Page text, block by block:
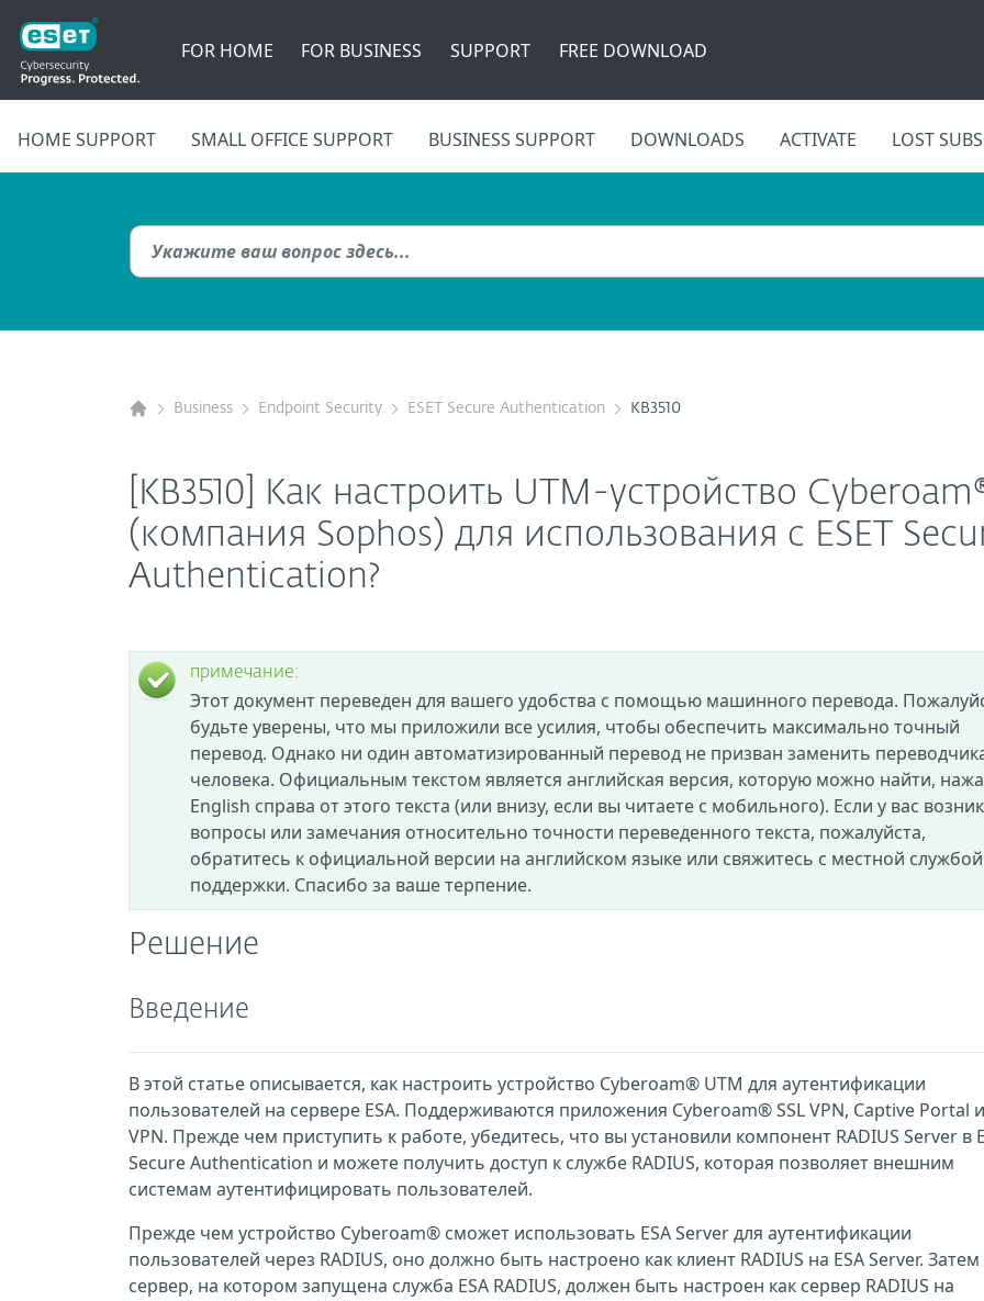
FOR HOME FOR BUSINESS SUPPORT FREE DOWNLOAD
HOME SUPPORT SMALL OFFICE SUPPORT BUSINESS SUPPORT DOWNLOADS ACTIVATE LOST
Business Endpoint Security ESET Secure Authentication KB3510
[KB3510] Как настроить UTM-устройство
(компания Sophos) для использования с ESET
Authentication?
примечание:
Этот документ переведен для вашего удобства с помощью машинного перевода.
будьте уверены, что мы приложили все усилия, чтобы обеспечить максимально точный
перевод. Однако ни один автоматизированный перевод не призван заменить
человека. Официальным текстом является английская версия, которую можно найти,
English справа от этого текста (или внизу, если вы читаете с мобильного). Если у вас
вопросы или замечания относительно точности переведенного текста, пожалуйста,
обратитесь к официальной версии на английском языке или свяжитесь с местной службой
поддержки. Спасибо за ваше терпение.
Решение
Введение
В этой статье описывается, как настроить устройство Cyberoam® UTM для аутентификации
пользователей на сервере ESA. Поддерживаются приложения Cyberoam® SSL VPN, Captive Portal
VPN. Прежде чем приступить к работе, убедитесь, что вы установили компонент RADIUS Server в
Secure Authentication и можете получить доступ к службе RADIUS, которая позволяет внешним
системам аутентифицировать пользователей.
Прежде чем устройство Cyberoam® сможет использовать ESA Server для аутентификации
пользователей через RADIUS, оно должно быть настроено как клиент RADIUS на ESA Server.
сервер, на котором запущена служба ESA RADIUS, должен быть настроен как сервер RADIUS на